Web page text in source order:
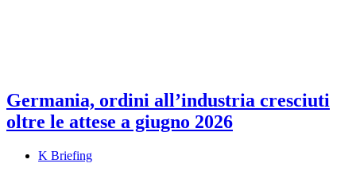
Germania, ordini all’industria cresciuti
oltre le attese a giugno 2026
K Briefing